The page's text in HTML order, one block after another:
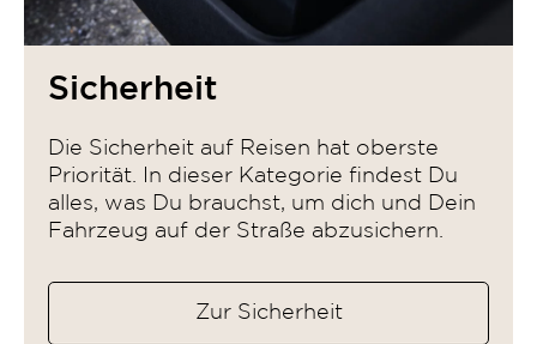
Sicherheit
Die Sicherheit auf Reisen hat oberste
Priorität. In dieser Kategorie findest Du
alles, was Du brauchst, um dich und Dein
Fahrzeug auf der Straße abzusichern.
Zur Sicherheit